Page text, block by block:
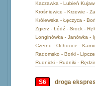
Kaczawka - Lubień
Krośniewice - Krzewie -
Królewska - Łęczyca -
Zgierz - Łódź - Srock -
Longinówka - Janówka -
Czerno - Ochocice -
Radomsko - Borki -
Rudnicki - Rudniki -
S6 droga